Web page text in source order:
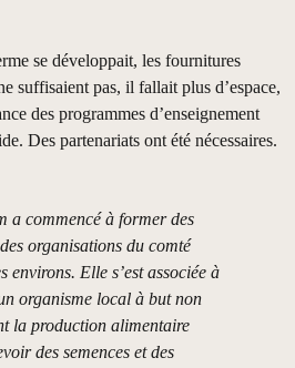
se développait, les fournitures
suffisaient pas, il fallait plus d’espace,
des programmes d’enseignement
Des partenariats ont été nécessaires.
commencé à former des
organisations du comté
environs. Elle s’est associée à
organisme local à but non
la production alimentaire
des semences et des